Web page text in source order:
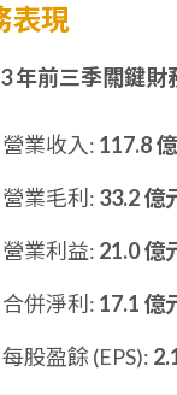
表現
年前三季關鍵財
營業收入: 117.8
營業毛利: 33.2 億
營業利益: 21.0 億
合併淨利: 17.1 億
每股盈餘 (EPS):